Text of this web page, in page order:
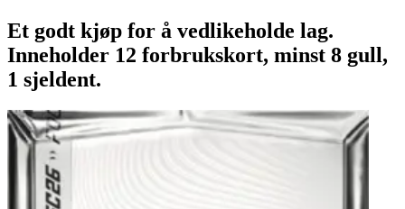
Et godt kjøp for å vedlikeholde lag.
Inneholder 12 forbrukskort, minst 8 gull,
1 sjeldent.